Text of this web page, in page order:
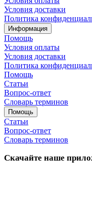
Условия доставки
Политика
Информация
Помощь
Условия оплаты
Условия доставки
Политика
Помощь
Статьи
Вопрос-ответ
Словарь терминов
Помощь
Статьи
Вопрос-ответ
Словарь терминов
Скачайте наше